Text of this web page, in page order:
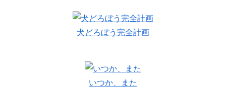
犬どろぼう完全計画
いつか、また